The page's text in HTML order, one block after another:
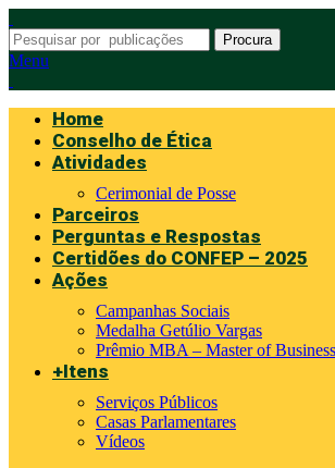
Procura
Menu
Home
Conselho de Ética
Atividades
Cerimonial de Posse
Parceiros
Perguntas e Respostas
Certidões do CONFEP – 2025
Ações
Campanhas Sociais
Medalha Getúlio Vargas
Prêmio MBA – Master of
+Itens
Serviços Públicos
Casas Parlamentares
Vídeos